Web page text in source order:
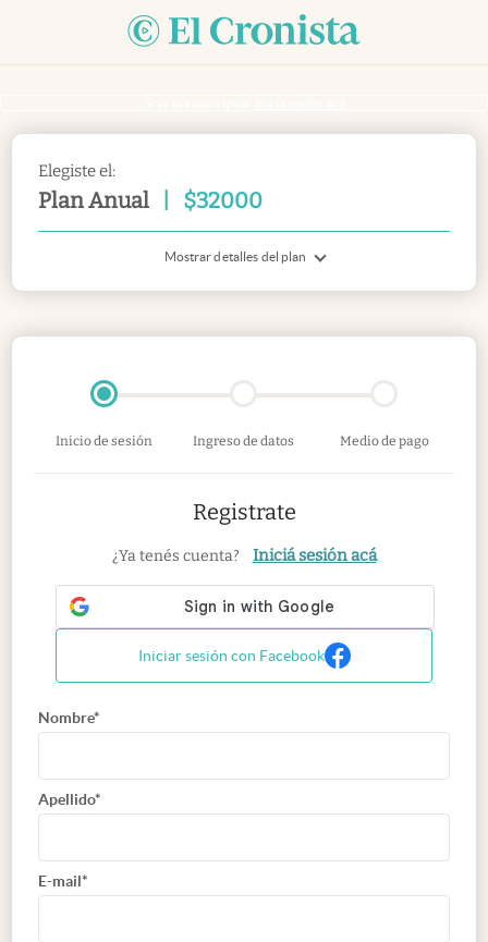
Elegiste el:
Plan Anual $32000
Mostrar detalles del plan
Inicio de sesión Ingreso de datos Medio de pago
Registrate
¿Ya tenés cuenta? Iniciá sesión acá
Iniciar sesión con Facebook
Nombre*
Apellido*
E-mail*